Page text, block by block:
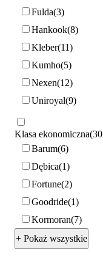
Fulda 3
Hankook 8
Kleber 11
Kumho 5
Nexen 12
Uniroyal 9
Klasa ekonomiczna 30
Barum 6
Dębica 1
Fortune 2
Goodride 1
Kormoran 7
+ Pokaż wszystkie